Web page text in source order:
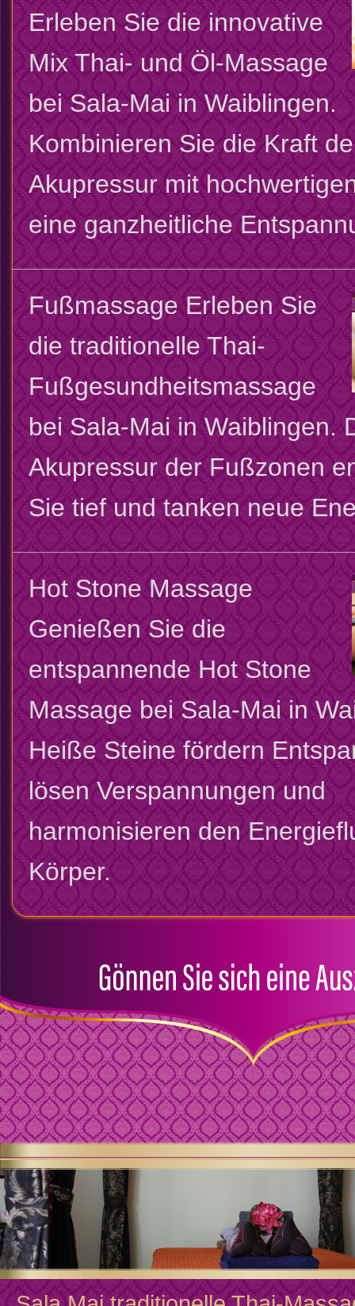
Erleben Sie die innovative
Mix Thai- und Öl-Massage
bei Sala-Mai in Waiblingen.
Kombinieren Sie die Kraft
Akupressur mit
eine ganzheitliche
FußmassageErleben Sie
die traditionelle Thai-
Fußgesundheitsmassage
bei Sala-Mai in Waiblingen.
Akupressur der Fußzonen
Sie tief und tanken neue
Hot Stone Massage
Genießen Sie die
entspannende Hot Stone
Massage bei Sala-Mai in
Heiße Steine fördern
lösen Verspannungen und
harmonisieren den
Körper.